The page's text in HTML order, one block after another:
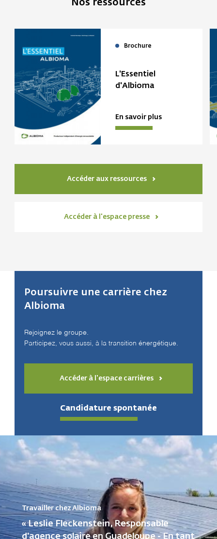
Nos ressources
Brochure
L'Essentiel
d'Albioma
En savoir plus
Accéder aux ressources
Accéder à l'espace presse
Poursuivre une carrière chez
Albioma
Rejoignez le groupe.
Participez, vous aussi, à la transition énergétique.
Accéder à l'espace carrières
Candidature spontanée
Travailler chez Albioma
« Leslie Fleckenstein, Responsable
d'agence solaire en Guadeloupe - En tant